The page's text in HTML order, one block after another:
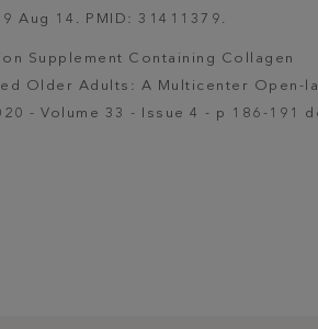
Aug 14. PMID: 31411379.
Supplement Containing Collagen
Older Adults: A Multicenter Open-
- Volume 33 - Issue 4 - p 186-191